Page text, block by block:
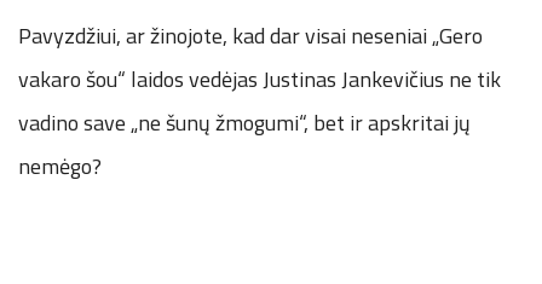
Pavyzdžiui, ar žinojote, kad dar visai neseniai „Gero
vakaro šou“ laidos vedėjas Justinas Jankevičius ne tik
vadino save „ne šunų žmogumi“, bet ir apskritai jų
nemėgo?